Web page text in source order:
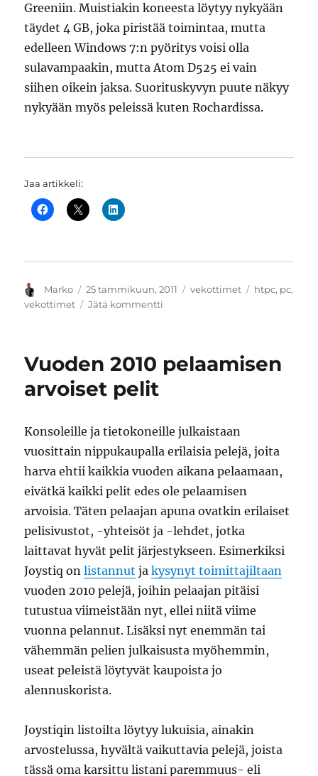
Greeniin. Muistiakin koneesta löytyy nykyään
täydet 4 GB, joka piristää toimintaa, mutta
edelleen Windows 7:n pyöritys voisi olla
sulavampaakin, mutta Atom D525 ei vain
siihen oikein jaksa. Suorituskyvyn puute näkyy
nykyään myös peleissä kuten Rochardissa.
Jaa artikkeli:
Kirjoittaja
Marko Julkaistu
25 tammikuun, 2011 Kategoriat
vekottimet Avainsanat
htpc, pc,
vekottimet
Jätä kommentti
on
paljon
Vuoden 2010 pelaamisen
arvoiset pelit
Konsoleille ja tietokoneille julkaistaan
vuosittain nippukaupalla erilaisia pelejä, joita
harva ehtii kaikkia vuoden aikana pelaamaan,
eivätkä kaikki pelit edes ole pelaamisen
arvoisia. Täten pelaajan apuna ovatkin erilaiset
pelisivustot, -yhteisöt ja -lehdet, jotka
laittavat hyvät pelit järjestykseen. Esimerkiksi
Joystiq onlistannut jakysynyt toimittajiltaan
vuoden 2010 pelejä, joihin pelaajan pitäisi
tutustua viimeistään nyt, ellei niitä viime
vuonna pelannut. Lisäksi nyt enemmän tai
vähemmän pelien julkaisusta myöhemmin,
useat peleistä löytyvät kaupoista jo
alennuskorista.
Joystiqin listoilta löytyy lukuisia, ainakin
arvostelussa, hyvältä vaikuttavia pelejä, joista
tässä oma karsittu listani paremmuus- eli